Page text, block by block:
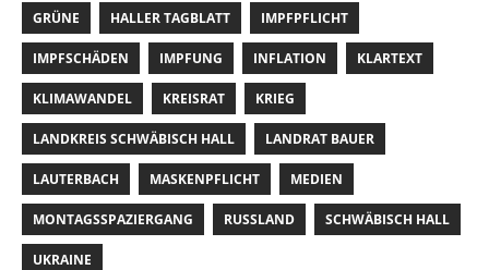
GRÜNE HALLER TAGBLATT IMPFPFLICHT
IMPFSCHÄDEN IMPFUNG INFLATION KLARTEXT
KLIMAWANDEL KREISRAT KRIEG
LANDKREIS SCHWÄBISCH HALL LANDRAT BAUER
LAUTERBACH MASKENPFLICHT MEDIEN
MONTAGSSPAZIERGANG RUSSLAND SCHWÄBISCH HALL
UKRAINE